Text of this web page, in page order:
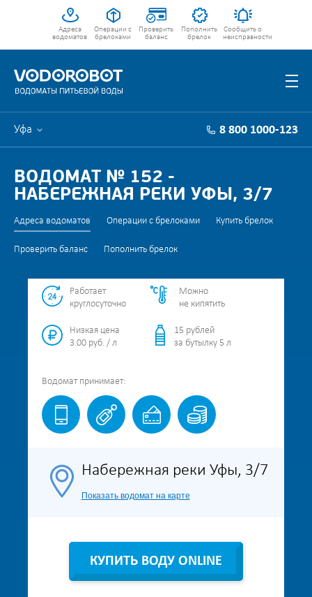
Адреса
водоматов
Операции с
брелоками
Проверить
баланс
Пополнить
брелок
Сообщить о
неисправности
Уфа 8 800 1000-123
ВОДОМАТ № 152 -
НАБЕРЕЖНАЯ РЕКИ УФЫ, 3/7
Адреса водоматов Операции с брелоками Купить брелок
Проверить баланс Пополнить брелок
Работает
круглосуточно
Можно
не кипятить
Низкая цена
3.00 руб. / л
15 рублей
за бутылку 5 л
Водомат принимает:
Набережная реки Уфы, 3/7
Показать водомат на карте
КУПИТЬ ВОДУ ONLINE